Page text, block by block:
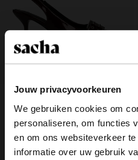
Jouw privacyvoorkeuren
We gebruiken cookies om
personaliseren, om functies
en om ons websiteverkeer
informatie over uw gebruik
79.99
View this